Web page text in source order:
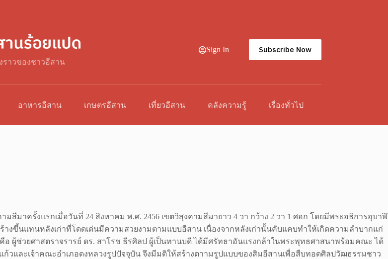
ราวของชาวอีสาน
Sign In Subscribe Now
อาหารอีสาน เกษตรอีสาน เที่ยวอีสาน คลังความรู้ เรื่องทั่วไป
มาครั้งแรกเมื่อวันที่ 24 สิงหาคม พ.ศ. 2456 เขตวิสุงคามสีมายาว 4 วา กว้าง 2 วา 1 ศอก โดยมีพระอธิการอุบาฬิ
ขึ้นแทนหลังเก่าที่โดดเด่นมีความสวยงามตามแบบอีสาน เนื่องจากหลังเก่านั้นคับแคบทำให้เกิดความลำบากแก่
อ ผู้ช่วยศาสตราจรารย์ ดร. สาโรช ธีรศิลป ผู้เป็นทานบดี ได้มีศรัทธาอันแรงกล้าในพระพุทธศาสนาพร้อมคณะ ได้
วและเจ้าคณะอำเภอดงหลวงรูปปัจจุบัน จึงมีมติให้สร้างตาามรูปแบบของสิมอีสานเพื่อสืบทอดศิลปวัฒธรรมชาว